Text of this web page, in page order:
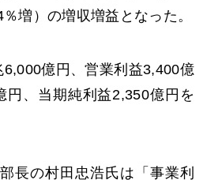
増）の増収増益となった。
億円、営業利益3,400億
円、当期純利益2,350億円を
長の村田忠浩氏は「事業利